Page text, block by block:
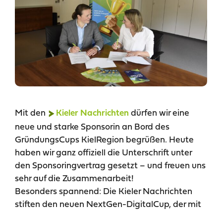
Mit den Kieler Nachrichten dürfen wir eine
neue und starke Sponsorin an Bord des
GründungsCups KielRegion begrüßen. Heute
haben wir ganz offiziell die Unterschrift unter
den Sponsoringvertrag gesetzt – und freuen uns
sehr auf die Zusammenarbeit!
Besonders spannend: Die Kieler Nachrichten
stiften den neuen NextGen-DigitalCup, der mit